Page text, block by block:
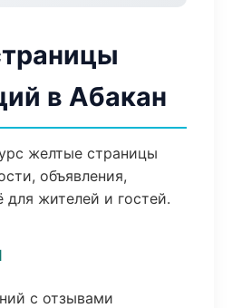
в Абакан
желтые страницы
объявления,
жителей и гостей.
с отзывами